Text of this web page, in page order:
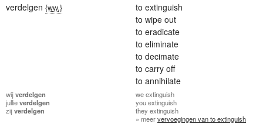
verdelgen {ww.}
to extinguish
to wipe out
to eradicate
to eliminate
to decimate
to carry off
to annihilate
wijverdelgen
jullieverdelgen
zijverdelgen
weextinguish
youextinguish
they extinguish
» meervervoegingen van to extinguish